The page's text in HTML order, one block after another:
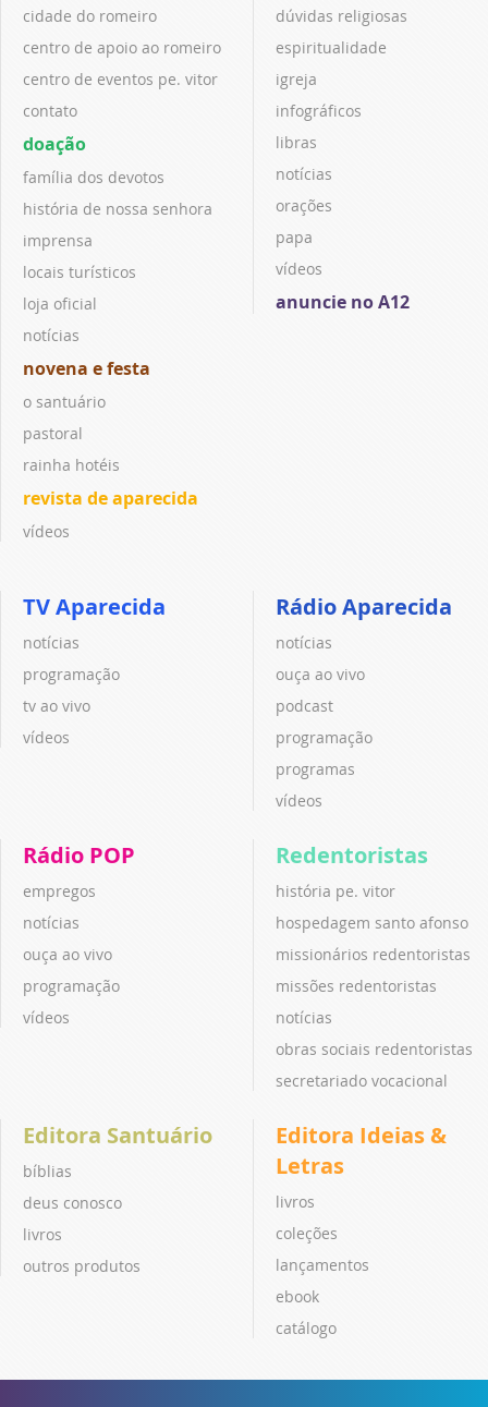
cidade do romeiro
centro de apoio ao romeiro
centro de eventos pe. vitor
contato
doação
família dos devotos
história de nossa senhora
imprensa
locais turísticos
loja oficial
notícias
novena e festa
o santuário
pastoral
rainha hotéis
revista de aparecida
vídeos
dúvidas religiosas
espiritualidade
igreja
infográficos
libras
notícias
orações
papa
vídeos
anuncie no A12
TV Aparecida
notícias
programação
tv ao vivo
vídeos
Rádio Aparecida
notícias
ouça ao vivo
podcast
programação
programas
vídeos
Rádio POP
empregos
notícias
ouça ao vivo
programação
vídeos
Redentoristas
história pe. vitor
hospedagem santo afonso
missionários redentoristas
missões redentoristas
notícias
obras sociais redentoristas
secretariado vocacional
Editora Santuário
bíblias
deus conosco
livros
outros produtos
Editora Ideias &
Letras
livros
coleções
lançamentos
ebook
catálogo